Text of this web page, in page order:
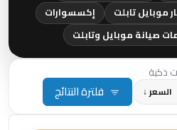
موبايل تابلت
إكسسوارات
صيانة موبايل وتابلت
ذكية
السعر ↓ فلترة النتائج